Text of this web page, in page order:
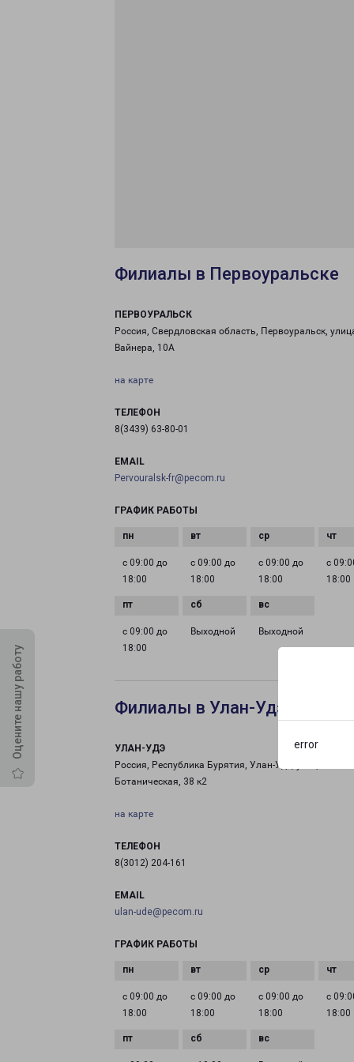
error
Оцените нашу работу
Филиалы в Первоуральске
ПЕРВОУРАЛЬСК
Россия, Свердловская область, Первоуральск,
Вайнера, 10А
на карте
ТЕЛЕФОН
8(3439) 63-80-01
EMAIL
Pervouralsk-fr@pecom.ru
ГРАФИК РАБОТЫ
с 09:00 до
18:00
с 09:00 до
18:00
с 09:00 до
18:00
с
18:00
с 09:00 до
18:00
Выходной Выходной
Филиалы в Улан-Удэ
УЛАН-УДЭ
Россия, Республика Бурятия, Улан-Удэ, улица
Ботаническая, 38 к2
на карте
ТЕЛЕФОН
8(3012) 204-161
EMAIL
ulan-ude@pecom.ru
ГРАФИК РАБОТЫ
с 09:00 до
18:00
с 09:00 до
18:00
с 09:00 до
18:00
с
18:00